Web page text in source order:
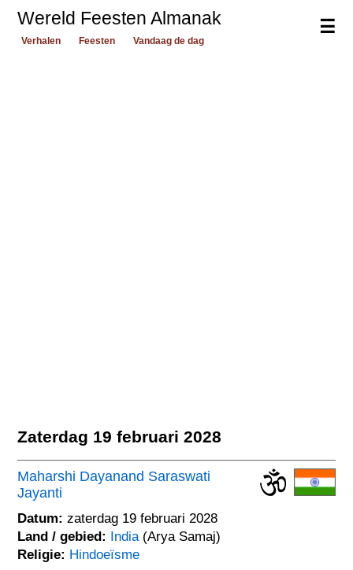
☰
Wereld Feesten Almanak
Verhalen Feesten Vandaag de dag
Zaterdag 19 februari 2028
Maharshi Dayanand Saraswati
Jayanti
Datum: zaterdag 19 februari 2028
Land / gebied: India (Arya Samaj)
Religie: Hindoeïsme